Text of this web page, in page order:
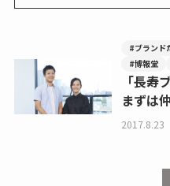
#ブランド
#博報堂
「長寿
まずは
2017.8.23